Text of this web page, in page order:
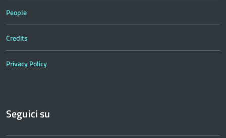
People
Credits
Privacy Policy
Seguici su